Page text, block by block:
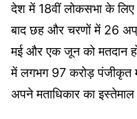
देश में 18वीं लोकसभा के
बाद छह और चरणों में 26
मई और एक जून को मतदान
में लगभग 97 करोड़ पंजीकृत
अपने मताधिकार का